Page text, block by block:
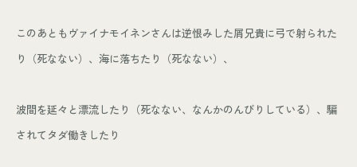
このあともヴァイナモイネンさんは逆恨みした屑兄貴に弓で射られた
り（死なない）、海に落ちたり（死なない）、
波間を延々と漂流したり（死なない、なんかのんびりしている）、騙
されてタダ働きしたり